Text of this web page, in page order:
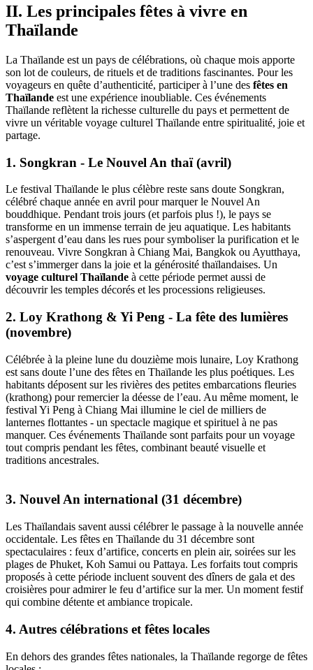
II. Les principales fêtes à vivre en
Thaïlande
La Thaïlande est un pays de célébrations, où chaque mois apporte
son lot de couleurs, de rituels et de traditions fascinantes. Pour les
voyageurs en quête d’authenticité, participer à l’une des fêtes en
Thaïlande est une expérience inoubliable. Ces événements
Thaïlande reflètent la richesse culturelle du pays et permettent de
vivre un véritable voyage culturel Thaïlande entre spiritualité, joie et
partage.
1. Songkran - Le Nouvel An thaï (avril)
Le festival Thaïlande le plus célèbre reste sans doute Songkran,
célébré chaque année en avril pour marquer le Nouvel An
bouddhique. Pendant trois jours (et parfois plus !), le pays se
transforme en un immense terrain de jeu aquatique. Les habitants
s’aspergent d’eau dans les rues pour symboliser la purification et le
renouveau. Vivre Songkran à Chiang Mai, Bangkok ou Ayutthaya,
c’est s’immerger dans la joie et la générosité thaïlandaises. Un
voyage culturel Thaïlande à cette période permet aussi de
découvrir les temples décorés et les processions religieuses.
2. Loy Krathong & Yi Peng - La fête des lumières
(novembre)
Célébrée à la pleine lune du douzième mois lunaire, Loy Krathong
est sans doute l’une des fêtes en Thaïlande les plus poétiques. Les
habitants déposent sur les rivières des petites embarcations fleuries
(krathong) pour remercier la déesse de l’eau. Au même moment, le
festival Yi Peng à Chiang Mai illumine le ciel de milliers de
lanternes flottantes - un spectacle magique et spirituel à ne pas
manquer. Ces événements Thaïlande sont parfaits pour un voyage
tout compris pendant les fêtes, combinant beauté visuelle et
traditions ancestrales.
3. Nouvel An international (31 décembre)
Les Thaïlandais savent aussi célébrer le passage à la nouvelle année
occidentale. Les fêtes en Thaïlande du 31 décembre sont
spectaculaires : feux d’artifice, concerts en plein air, soirées sur les
plages de Phuket, Koh Samui ou Pattaya. Les forfaits tout compris
proposés à cette période incluent souvent des dîners de gala et des
croisières pour admirer le feu d’artifice sur la mer. Un moment festif
qui combine détente et ambiance tropicale.
4. Autres célébrations et fêtes locales
En dehors des grandes fêtes nationales, la Thaïlande regorge de fêtes